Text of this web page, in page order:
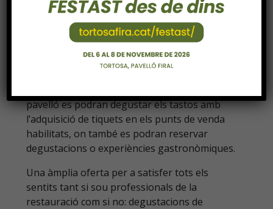
amb l’objectiu que tant professionals com
visitants puguin gaudir d’una àmplia i variada
oferta d’empreses i productes que mostraran
tot el potencial gastronòmic de Tortosa i de
les Terres de l’Ebre.
pavelló es podran degustar els tastos amb
l’adquisició de tiquets en els punts de venda
habilitats, on també es podran reservar
degustacions o experiències gastronòmiques.
Una àmplia oferta per a satisfer tots els
sentits tant si sou professionals de la
restauració com si no: degustacions de